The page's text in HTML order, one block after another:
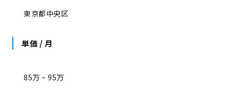
東京都中央区
単価 / 月
85万 ~ 95万